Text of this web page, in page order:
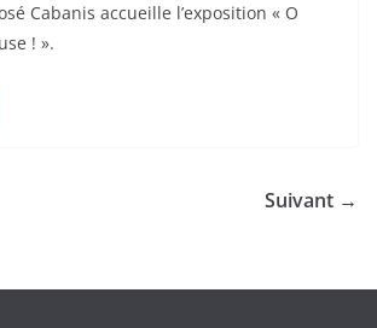
Cabanis accueille l’exposition « O
! ».
Suivant →